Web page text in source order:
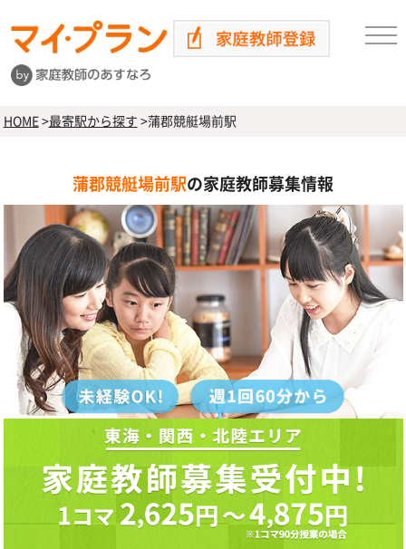
HOME>最寄駅から探す >蒲郡競艇場前駅
蒲郡競艇場前駅の家庭教師募集情報